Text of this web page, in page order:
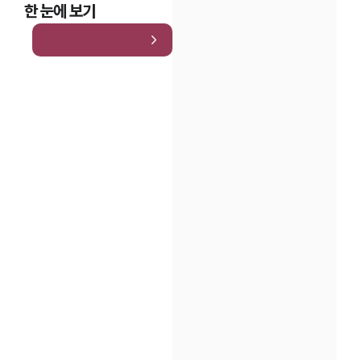
한 눈에 보기